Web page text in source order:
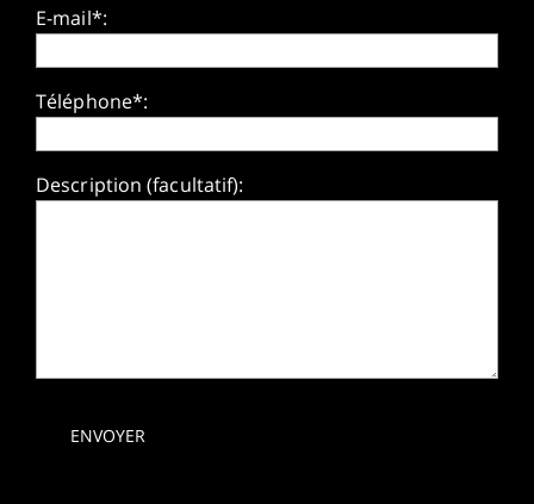
E-mail*:
Téléphone*:
Description (facultatif):